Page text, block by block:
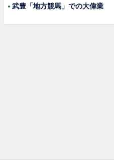
武豊「地方競馬」での大偉業